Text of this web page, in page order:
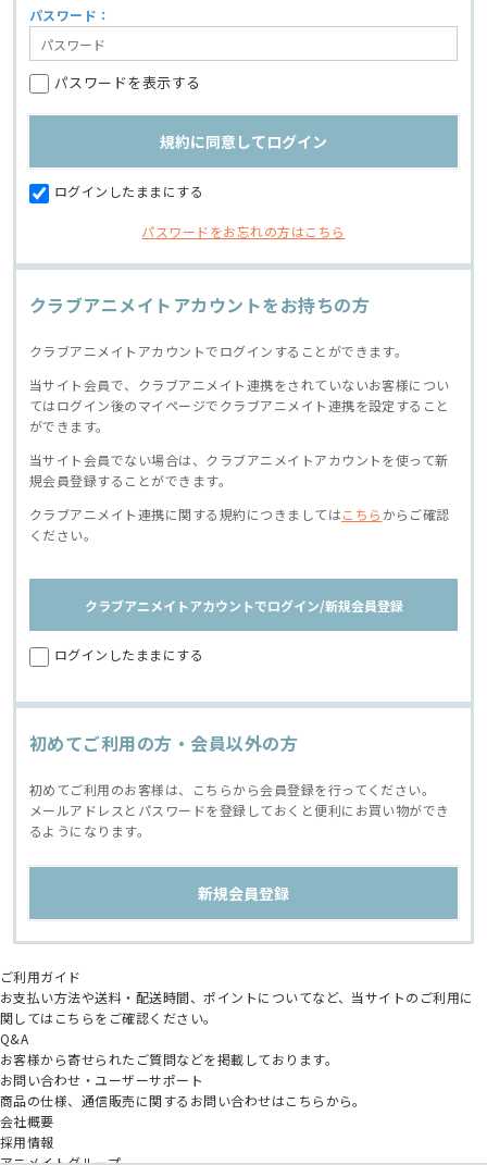
パスワード：
パスワードを表示する
ログインしたままにする
パスワードをお忘れの方はこちら
クラブアニメイトアカウントをお持ちの方
クラブアニメイトアカウントでログインすることができます。
当サイト会員で、クラブアニメイト連携をされていないお客様につい
てはログイン後のマイページでクラブアニメイト連携を設定すること
ができます。
当サイト会員でない場合は、クラブアニメイトアカウントを使って新
規会員登録することができます。
クラブアニメイト連携に関する規約につきましてはこちら からご確認
ください。
クラブアニメイトアカウントでログイン/新規会員登録
ログインしたままにする
初めてご利用の方・会員以外の方
初めてご利用のお客様は、こちらから会員登録を行ってください。
メールアドレスとパスワードを登録しておくと便利にお買い物ができ
るようになります。
ご利用ガイド
お支払い方法や送料・配送時間、ポイントについてなど、当サイトのご利用に
関してはこちらをご確認ください。
Q&A
お客様から寄せられたご質問などを掲載しております。
お問い合わせ・ユーザーサポート
商品の仕様、通信販売に関するお問い合わせはこちらから。
会社概要
採用情報